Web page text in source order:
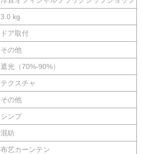
3.0 kg
ドア取付
その他
遮光（70%-90%）
テクスチャ
その他
シンプ
混紡
布艺カーンテン